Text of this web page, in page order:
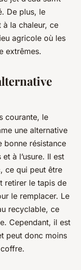
De plus, le
la chaleur, ce
agricole où les
extrêmes.
courante, le
une alternative
bonne résistance
à l’usure. Il est
ce qui peut être
retirer le tapis de
le remplacer. Le
recyclable, ce
Cependant, il est
peut donc moins